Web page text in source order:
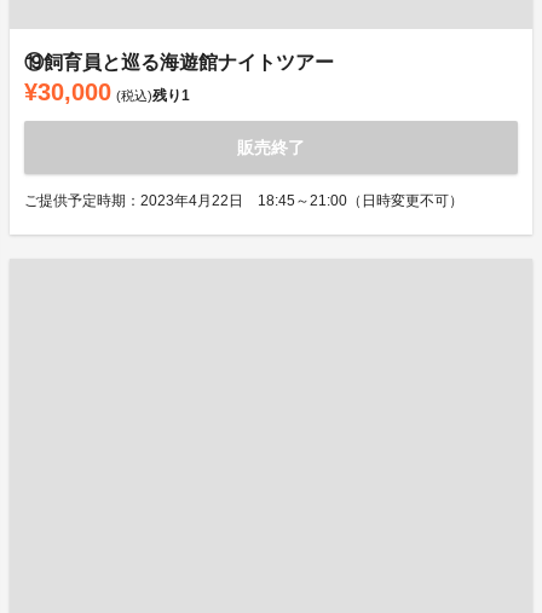
⑲飼育員と巡る海遊館ナイトツアー
¥30,000 (税込)残り1
販売終了
ご提供予定時期：2023年4月22日 18:45～21:00（日時変更不可）